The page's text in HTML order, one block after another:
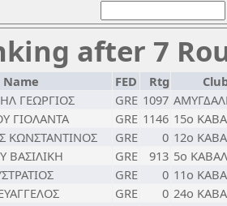
after 7
Name FED Rtg
ΓΕΩΡΓΙΟΣ GRE 1097
ΓΙΟΛΑΝΤΑ GRE 1146 15ο
ΚΩΝΣΤΑΝΤΙΝΟΣ GRE 0 12ο
ΒΑΣΙΛΙΚΗ GRE 913 5ο
GRE 0 11ο
GRE 0 24ο